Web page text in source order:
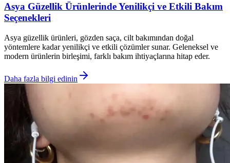
Asya Güzellik Ürünlerinde Yenilikçi ve Etkili Bakım
Seçenekleri
Asya güzellik ürünleri, gözden saça, cilt bakımından doğal
yöntemlere kadar yenilikçi ve etkili çözümler sunar. Geleneksel ve
modern ürünlerin birleşimi, farklı bakım ihtiyaçlarına hitap eder.
Daha fazla bilgi edinin